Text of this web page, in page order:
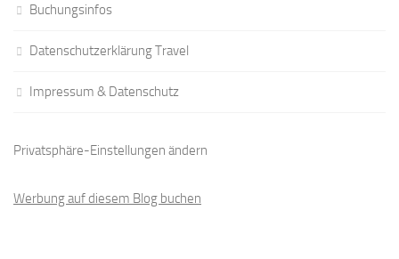
Buchungsinfos
Datenschutzerklärung Travel
Impressum & Datenschutz
Privatsphäre-Einstellungen ändern
Werbung auf diesem Blog buchen